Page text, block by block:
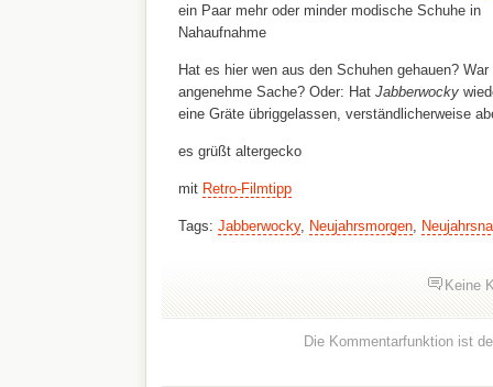
ein Paar mehr oder minder modische Schuhe in
Nahaufnahme
Hat es hier wen aus den Schuhen gehauen?
angenehme Sache? Oder: Hat Jabberwocky
eine Gräte übriggelassen, verständlicherweise
es grüßt altergecko
mit Retro-Filmtipp
Tags: Jabberwocky, Neujahrsmorgen,
Keine
Die Kommentarfunktion ist